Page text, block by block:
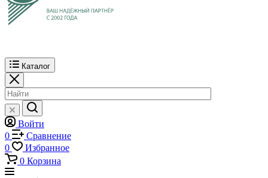
Каталог
Войти
0
Сравнение
0
Избранное
0 Корзина